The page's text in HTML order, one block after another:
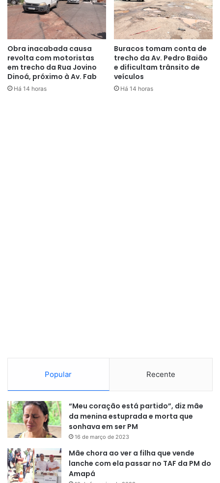
Obra inacabada causa
revolta com motoristas
em trecho da Rua Jovino
Dinoá, próximo à Av. Fab
Há 14 horas
Buracos tomam conta de
trecho da Av. Pedro Baião
e dificultam trânsito de
veículos
Há 14 horas
Popular Recente
“Meu coração está partido”, diz mãe
da menina estuprada e morta que
sonhava em ser PM
16 de março de 2023
Mãe chora ao ver a filha que vende
lanche com ela passar no TAF da PM do
Amapá